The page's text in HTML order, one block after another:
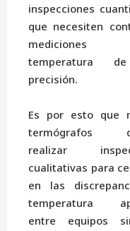
inspecciones
que necesiten
temperatura
precisión.
Es por esto que
termógrafos
realizar
cualitativas para
en las
temperatura
entre equipos